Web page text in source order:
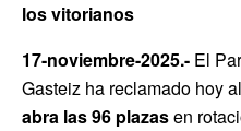
los vitorianos
17-noviembre-2025.- El
Gasteiz ha reclamado hoy
abra las 96 plazasen